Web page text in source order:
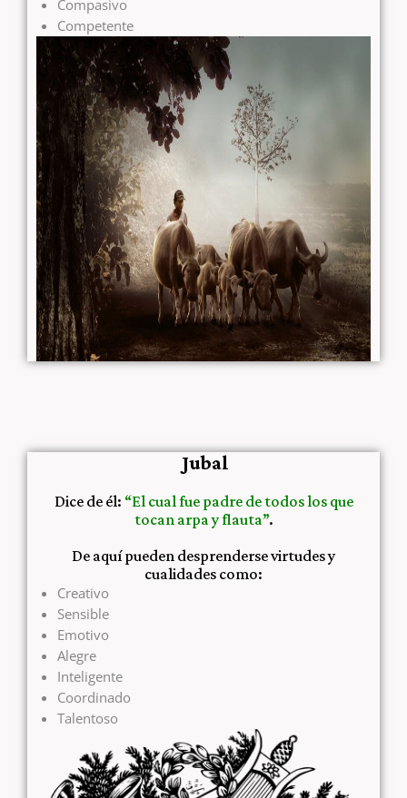
Compasivo
Competente
Jubal
Dice de él: “El cual fue padre de todos los que
tocan arpa y flauta”.
De aquí pueden desprenderse virtudes y
cualidades como:
Creativo
Sensible
Emotivo
Alegre
Inteligente
Coordinado
Talentoso